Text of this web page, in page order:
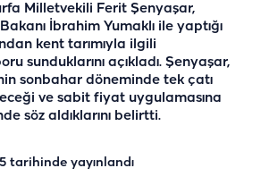
Milletvekili Ferit Şenyaşar,
İbrahim Yumaklı ile yaptığı
kent tarımıyla ilgili
sunduklarını açıkladı. Şenyaşar,
sonbahar döneminde tek çatı
ve sabit fiyat uygulamasına
söz aldıklarını belirtti.
tarihinde yayınlandı